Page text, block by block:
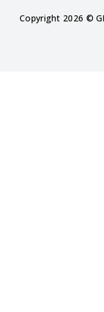
Copyright 2026 ©